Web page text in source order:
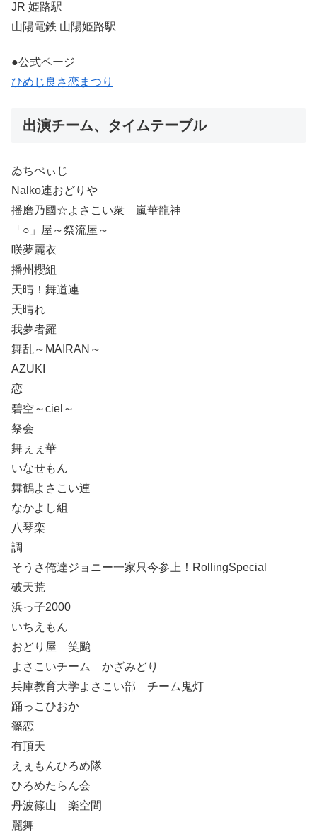
JR 姫路駅
山陽電鉄 山陽姫路駅
●公式ページ
ひめじ良さ恋まつり
出演チーム、タイムテーブル
ゐちぺぃじ
Nalko連おどりや
播磨乃國☆よさこい衆 嵐華龍神
「○」屋～祭流屋～
咲夢麗衣
播州櫻組
天晴！舞道連
天晴れ
我夢者羅
舞乱～MAIRAN～
AZUKI
恋
碧空～ciel～
祭会
舞ぇぇ華
いなせもん
舞鶴よさこい連
なかよし組
八琴栾
調
そうさ俺達ジョニー一家只今参上！RollingSpecial
破天荒
浜っ子2000
いちえもん
おどり屋 笑颱
よさこいチーム かざみどり
兵庫教育大学よさこい部 チーム鬼灯
踊っこひおか
篠恋
有頂天
えぇもんひろめ隊
ひろめたらん会
丹波篠山 楽空間
麗舞